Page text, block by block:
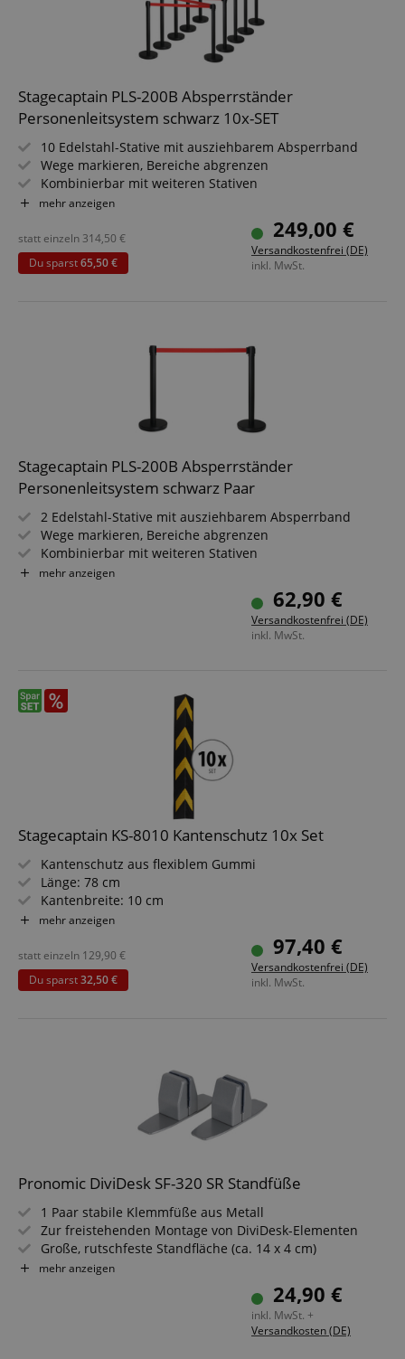
Stagecaptain PLS-200B Absperrständer
Personenleitsystem schwarz 10x-SET
10 Edelstahl-Stative mit ausziehbarem Absperrband
Wege markieren, Bereiche abgrenzen
Kombinierbar mit weiteren Stativen
Für Konzerte, Ausstellungen, Hotels, Kinos u.v.m.
Geeignet für In- und Outdoor-Anwendungen (Nicht für
dauerhaften Outdoor-Einsatz bei markantem Wetter
konzipiert!)
mehr anzeigen
249,00 €
Versandkostenfrei (DE)
inkl. MwSt.
statt einzeln 314,50 €
Du sparst65,50 €
Stagecaptain PLS-200B Absperrständer
Personenleitsystem schwarz Paar
2 Edelstahl-Stative mit ausziehbarem Absperrband
Wege markieren, Bereiche abgrenzen
Kombinierbar mit weiteren Stativen
Für Konzerte, Ausstellungen, Hotels, Kinos u.v.m.
Geeignet für In- und Outdoor-Anwendungen (Nicht für
dauerhaften Outdoor-Einsatz bei markantem Wetter
mehr anzeigen
62,90 €
Versandkostenfrei (DE)
inkl. MwSt.
Stagecaptain KS-8010 Kantenschutz 10x Set
Kantenschutz aus flexiblem Gummi
Länge: 78 cm
Kantenbreite: 10 cm
Mit Schrauben oder starkem Klebeband zu befestigen
Farbe: schwarz/gelb
10 Stück im Spar-Set
mehr anzeigen
97,40 €
Versandkostenfrei (DE)
inkl. MwSt.
statt einzeln 129,90 €
Du sparst32,50 €
Pronomic DiviDesk SF-320 SR Standfüße
1 Paar stabile Klemmfüße aus Metall
Zur freistehenden Montage von DiviDesk-Elementen
Große, rutschfeste Standfläche (ca. 14 x 4 cm)
Kann auch an andere flache Scheiben bis 24 mm Stärke
Pulverbeschichtete Oberfläche in Silber
mehr anzeigen
24,90 €
inkl. MwSt. +
Versandkosten (DE)